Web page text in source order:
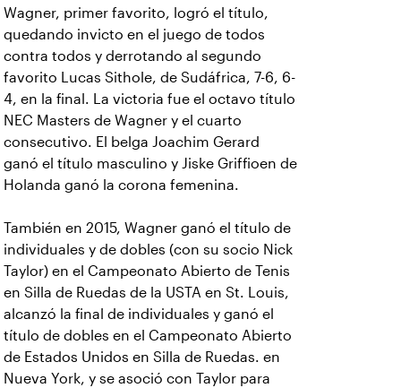
Wagner, primer favorito, logró el título,
quedando invicto en el juego de todos
contra todos y derrotando al segundo
favorito Lucas Sithole, de Sudáfrica, 7-6, 6-
4, en la final. La victoria fue el octavo título
NEC Masters de Wagner y el cuarto
consecutivo. El belga Joachim Gerard
ganó el título masculino y Jiske Griffioen de
Holanda ganó la corona femenina.
También en 2015, Wagner ganó el título de
individuales y de dobles (con su socio Nick
Taylor) en el Campeonato Abierto de Tenis
en Silla de Ruedas de la USTA en St. Louis,
alcanzó la final de individuales y ganó el
título de dobles en el Campeonato Abierto
de Estados Unidos en Silla de Ruedas. en
Nueva York, y se asoció con Taylor para